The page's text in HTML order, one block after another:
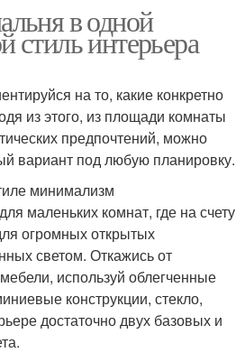
в одной
стиль интерьера
на то, какие конкретно
из этого, из площади комнаты
предпочтений, можно
вариант под любую планировку.
минимализм
маленьких комнат, где на счету
огромных открытых
светом. Откажись от
используй облегченные
конструкции, стекло,
достаточно двух базовых и